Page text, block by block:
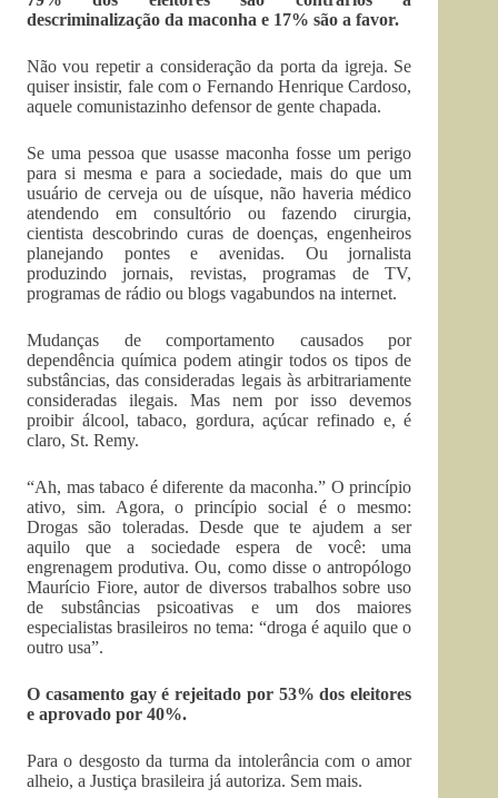
descriminalização da maconha e 17% são a favor.
Não vou repetir a consideração da porta da igreja. Se
quiser insistir, fale com o Fernando Henrique Cardoso,
aquele comunistazinho defensor de gente chapada.
Se uma pessoa que usasse maconha fosse um perigo
para si mesma e para a sociedade, mais do que um
usuário de cerveja ou de uísque, não haveria médico
atendendo em consultório ou fazendo cirurgia,
cientista descobrindo curas de doenças, engenheiros
planejando pontes e avenidas. Ou jornalista
produzindo jornais, revistas, programas de TV,
programas de rádio ou blogs vagabundos na internet.
Mudanças de comportamento causados por
dependência química podem atingir todos os tipos de
substâncias, das consideradas legais às arbitrariamente
consideradas ilegais. Mas nem por isso devemos
proibir álcool, tabaco, gordura, açúcar refinado e, é
claro, St. Remy.
“Ah, mas tabaco é diferente da maconha.” O princípio
ativo, sim. Agora, o princípio social é o mesmo:
Drogas são toleradas. Desde que te ajudem a ser
aquilo que a sociedade espera de você: uma
engrenagem produtiva. Ou, como disse o antropólogo
Maurício Fiore, autor de diversos trabalhos sobre uso
de substâncias psicoativas e um dos maiores
especialistas brasileiros no tema: “droga é aquilo que o
outro usa”.
O casamento gay é rejeitado por 53% dos eleitores
e aprovado por 40%.
Para o desgosto da turma da intolerância com o amor
alheio, a Justiça brasileira já autoriza. Sem mais.